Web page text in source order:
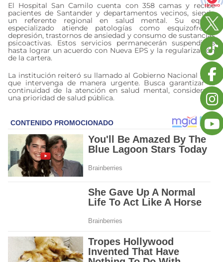
El Hospital San Camilo cuenta con 358 camas y recibe
pacientes de Santander y departamentos vecinos, siendo
un referente regional en salud mental. Su equipo
especializado atiende patologías como esquizofrenia,
depresión, trastornos de ansiedad y consumo de sustancias
psicoactivas. Estos servicios permanecerán suspendidos
hasta lograr un acuerdo con Nueva EPS y la regularización
de la cartera.
La institución reiteró su llamado al Gobierno Nacional para
que intervenga de manera urgente. Busca garantizar la
continuidad de la atención en salud mental, considerada
una prioridad de salud pública.